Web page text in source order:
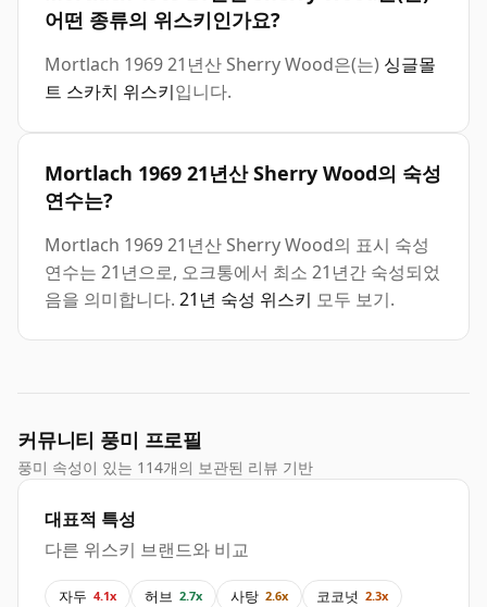
어떤 종류의 위스키인가요?
Mortlach 1969 21년산 Sherry Wood은(는) 싱글몰
트 스카치 위스키입니다.
Mortlach 1969 21년산 Sherry Wood의 숙성
연수는?
Mortlach 1969 21년산 Sherry Wood의 표시 숙성
연수는 21년으로, 오크통에서 최소 21년간 숙성되었
음을 의미합니다. 21년 숙성 위스키 모두 보기.
커뮤니티 풍미 프로필
풍미 속성이 있는 114개의 보관된 리뷰 기반
대표적 특성
다른 위스키 브랜드와 비교
자두 4.1x 허브 2.7x 사탕 2.6x 코코넛 2.3x